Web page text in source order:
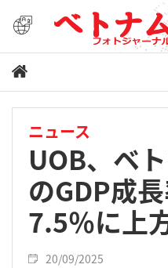
ニュース
UOB、ベ
のGDP成
7.5％に上
20/09/2025